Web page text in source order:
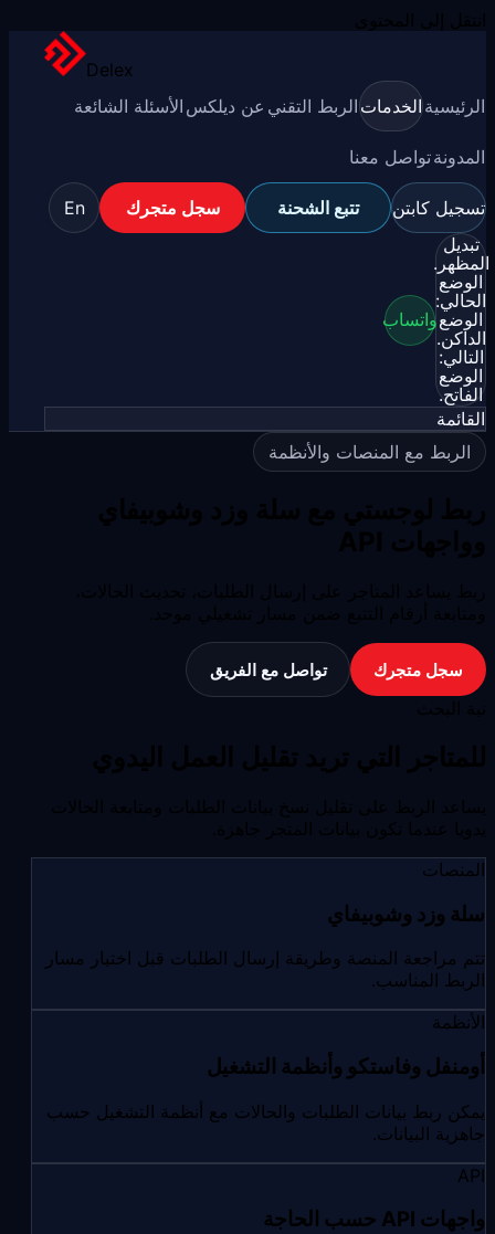
Delex
الرئيسية الخدماتالربط التقني عن ديلكس الأسئلة الشائعة
المدونةتواصل معنا
تسجيل كابتن تتبع الشحنة سجل متجرك
En
تبديل
المظهر.
الوضع
الحالي:
الوضع
الداكن.
التالي:
الوضع
الفاتح.
واتساب
القائمة
الربط مع المنصات والأنظمة
سجل متجرك تواصل مع الفريق
المنصات
سلة وزد وشوبيفاي
تتم مراجعة المنصة وطريقة إرسال الطلبات قبل اختيار مسار
الربط المناسب.
الأنظمة
أومنفل وفاستكو وأنظمة التشغيل
يمكن ربط بيانات الطلبات والحالات مع أنظمة التشغيل حسب
جاهزية البيانات.
API
واجهات API حسب الحاجة